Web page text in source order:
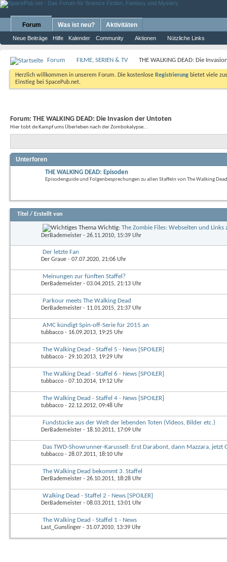
Forum
Neue Beiträge Hilfe Kalender Community Aktionen Nützliche Links
Was ist neu? Aktivitäten
Forum FILME, SERIEN & TV THE WALKING DEAD: Die
Herzlich willkommen in unserem Forum. Die kostenlose Registrierung bietet viele
Einstieg bei SpacePub.net.
Forum: THE WALKING DEAD: Die Invasion der Untoten
Hier tobt de Kampf ums Überleben nach der Zombokalypse...
Unterforen
THE WALKING DEAD: Episoden
Episodenguide und Folgenbesprechungen zu allen Staffeln von The Walking
Titel / Erstellt von
Wichtig: The Zombie Files: Webseiten und Links
DerBademeister - 26.11.2010, 15:39 Uhr
Der letzte Fan
Der Graue - 07.07.2020, 21:06 Uhr
Meinungen zur fünften Staffel?
DerBademeister - 03.04.2015, 21:13 Uhr
Parkour meets The Walking Dead
DerBademeister - 11.01.2015, 21:37 Uhr
AMC kündigt Spin-off-Serie für 2015 an
tubbacco - 16.09.2013, 19:25 Uhr
The Walking Dead - Staffel 5 - News [SPOILER]
tubbacco - 29.10.2013, 19:29 Uhr
The Walking Dead - Staffel 6 - News [SPOILER]
tubbacco - 07.10.2014, 19:12 Uhr
The Walking Dead - Staffel 4 - News [SPOILER]
tubbacco - 22.12.2012, 09:48 Uhr
Fundstücke aus der Welt der lebenden Toten (Videos, Bilder etc.)
DerBademeister - 18.10.2011, 17:09 Uhr
Das TWD-Showrunner-Karussell: Erst Darabont, dann Mazzara, jetzt
tubbacco - 28.07.2011, 18:10 Uhr
The Walking Dead bekommt 3. Staffel
DerBademeister - 26.10.2011, 18:28 Uhr
Walking Dead - Staffel 2 - News [SPOILER]
DerBademeister - 08.03.2011, 13:01 Uhr
The Walking Dead - Staffel 1 - News
Last_Gunslinger - 31.07.2010, 13:39 Uhr